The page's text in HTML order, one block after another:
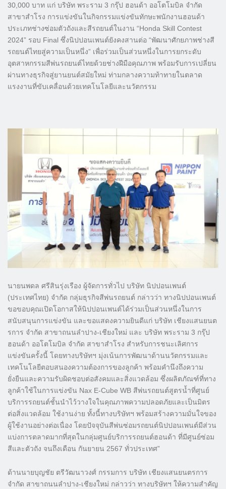
30,000 บาท แก่ บริษัท พระราม 3 กรุ๊ป ฮอนด้า ออโตโมบิล จำกัด
สาขาสำโรง การแข่งขันในกิจกรรมแข่งขันทักษะพนักงานฮอนด้า
ประเภทช่างซ่อมตัวถังและสีรถยนต์ในงาน “Honda Skill Contest
2024” รอบ Final ซึ่งนิปปอนเพนต์ยังคงสานต่อ “พัฒนาศักยภาพช่างสี
รถยนต์ไทยสู่ความเป็นหนึ่ง” เพื่อร่วมเป็นส่วนหนึ่งในการยกระดับ
อุตสาหกรรมสีพ่นรถยนต์ไทยด้วยช่างฝีมือคุณภาพ พร้อมรับการเปลี่ยน
ผ่านทางธุรกิจสู่ยานยนต์สมัยใหม่ ท่ามกลางความท้าทายในตลาด
แรงงานที่ขับเคลื่อนด้วยเทคโนโลยีและนวัตกรรม
นายนพดล ศรีสินรุ่งเรือง ผู้จัดการทั่วไป บริษัท นิปปอนเพนต์
(ประเทศไทย) จำกัด กลุ่มธุรกิจสีพ่นรถยนต์ กล่าวว่า ทางนิปปอนเพนต์
ขอขอบคุณเปิดโอกาสให้นิปปอนเพนต์ได้ร่วมเป็นส่วนหนึ่งในการ
สนับสนุนการแข่งขัน และขอแสดงความยินดีแก่ บริษัท เชียงแสนยนต
รการ จำกัด สาขาถนนลำปาง-เชียงใหม่ และ บริษัท พระราม 3 กรุ๊ป
ฮอนด้า ออโตโมบิล จำกัด สาขาสำโรง สำหรับการชนะเลิศการ
แข่งขันครั้งนี้ โดยทางบริษัทฯ มุ่งเน้นการพัฒนาด้านนวัตกรรมและ
เทคโนโลยีตอบสนองความต้องการของลูกค้า พร้อมคำนึงถึงความ
ยั่งยืนและความรับผิดชอบต่อสังคมและสิ่งแวดล้อม ซึ่งผลิตภัณฑ์ที่ทาง
ลูกค้าใช้ในการแข่งขัน Nax E-Cube WB สีพ่นรถยนต์สูตรน้ำที่ศูนย์
บริการรถยนต์ชั้นนำไว้วางใจในคุณภาพความปลอดภัยและเป็นมิตร
ต่อสิ่งแวดล้อม ใช้งานง่าย ทั้งนี้ทางบริษัทฯ พร้อมสร้างความมั่นใจของ
ผู้ใช้งานอย่างต่อเนื่อง โดยปัจจุบันสีพ่นซ่อมรถยนต์นิปปอนเพนต์มีส่วน
แบ่งการตลาดมากที่สุดในกลุ่มศูนย์บริการรถยนต์ฮอนด้า ที่มีศูนย์ซ่อม
สีและตัวถัง จนถึงเดือน กันยายน 2567 ทั่วประเทศ”
ด้านนายบุญชัย ตรีวัฒนาวงศ์ กรรมการ บริษัท เชียงแสนยนตรการ
จำกัด สาขาถนนลำปาง-เชียงใหม่ กล่าวว่า ทางบริษัทฯ ให้ความสำคัญ